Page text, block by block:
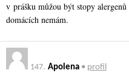
v prášku můžou být stopy
domácích nemám.
147. Apolena • profil